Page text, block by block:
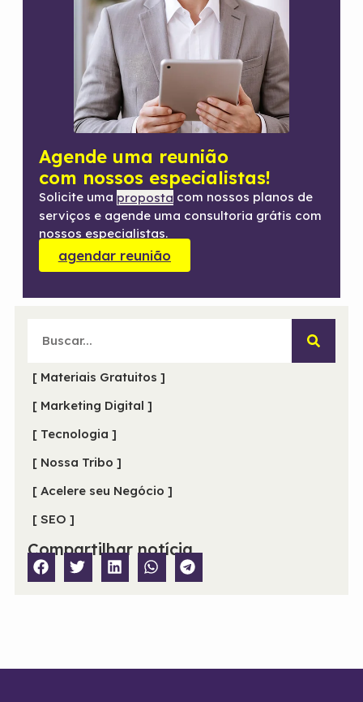
Agende uma reunião
com nossos especialistas!
Solicite uma proposta com nossos planos de
serviços e agende uma consultoria grátis com
nossos especialistas.
agendar reunião
[ Materiais Gratuitos ]
[ Marketing Digital ]
[ Tecnologia ]
[ Nossa Tribo ]
[ Acelere seu Negócio ]
[ SEO ]
Compartilhar notícia